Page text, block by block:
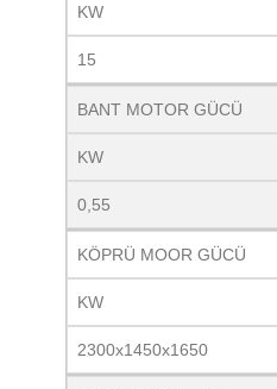
KW
15
BANT MOTOR GÜCÜ
KW
0,55
KÖPRÜ MOOR GÜCÜ
KW
2300x1450x1650